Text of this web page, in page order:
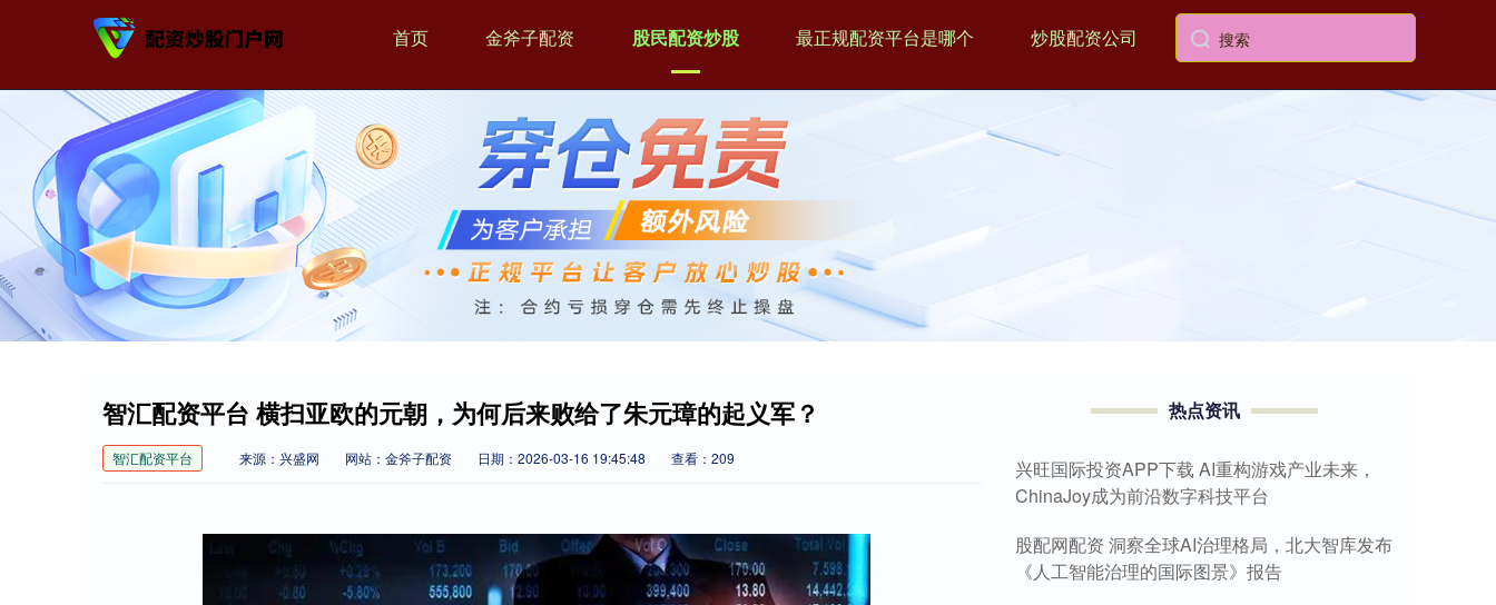
首页 金斧子配资 股民配资炒股 最正规配资平台是哪个 炒股配资公司
智汇配资平台 横扫亚欧的元朝，为何后来败给了朱元璋的起义军？
智汇配资平台 来源：兴盛网 网站：金斧子配资 日期：2026-03-16 19:45:48 查看：209
热点资讯
兴旺国际投资APP下载 AI重构游戏产业未来，
ChinaJoy成为前沿数字科技平台
股配网配资 洞察全球AI治理格局，北大智库发布
《人工智能治理的国际图景》报告